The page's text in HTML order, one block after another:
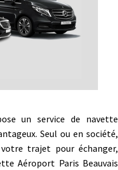
un service de navette
Seul ou en société,
trajet pour échanger,
Aéroport Paris Beauvais